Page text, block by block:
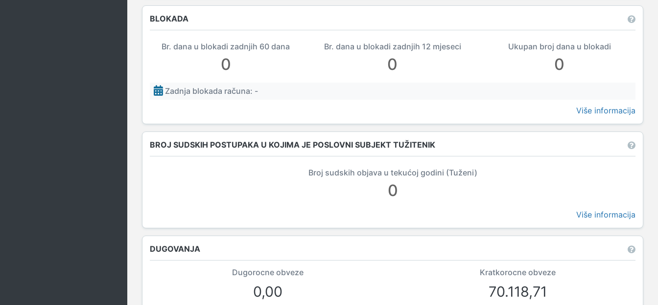
BLOKADA
Br. dana u blokadi zadnjih 60 dana
0
Br. dana u blokadi zadnjih 12 mjeseci
0
Ukupan broj dana u blokadi
0
Zadnja blokada računa: -
Više informacija
BROJ SUDSKIH POSTUPAKA U KOJIMA JE POSLOVNI SUBJEKT TUŽITENIK
Broj sudskih objava u tekućoj godini (Tuženi)
0
Više informacija
DUGOVANJA
Dugorocne obveze
0,00
Kratkorocne obveze
70.118,71